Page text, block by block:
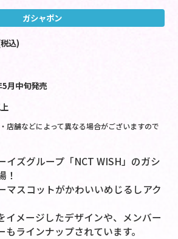
ガシャポン
込)
5月中旬発売
店舗などによって異なる場合がございますので
イズグループ「NCT WISH」のガシ
！
マスコットがかわいいめじるしアク
イメージしたデザインや、メンバー
もラインナップされています。